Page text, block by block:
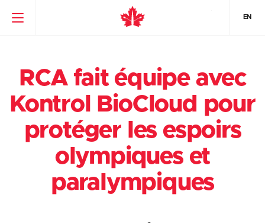
EN
RCA fait équipe avec
Kontrol BioCloud pour
protéger les espoirs
olympiques et
paralympiques